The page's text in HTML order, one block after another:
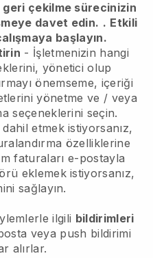
geri çekilme sürecinizin
davet edin. . Etkili
başlayın.
- İşletmenizin hangi
yönetici olup
önemseme, içeriği
yönetme ve / veya
seçeneklerini seçin.
etmek istiyorsanız,
özelliklerine
faturaları e-postayla
eklemek istiyorsanız,
sağlayın.
ilgili bildirimleri
veya push bildirimi
alırlar.